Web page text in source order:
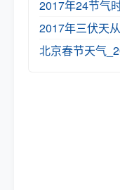
2017年24节气
2017年三伏天
北京春节天气